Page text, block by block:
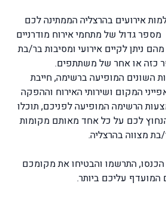
אירועים בהרצליה הממתינה לכם
גדול של מתחמי אירוח מודרניים
ניתן לקיים אירועי ומסיבות בר/בת
כזה או אחר של משתתפים.
השונים המופיעה ברשימה, חייבת
המקום ושירותי האירוח וההפקה
הרשימה המופיעה לפניכם, תוכלו
לכם על כל אחד מאותם מקומות
בת מצווה בהרצליה.
התרשמו והבטיחו את מקומכם
עליכם ביותר.